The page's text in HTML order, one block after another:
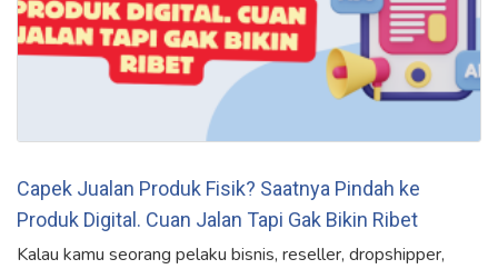
Capek Jualan Produk Fisik? Saatnya Pindah ke
Produk Digital. Cuan Jalan Tapi Gak Bikin Ribet
Kalau kamu seorang pelaku bisnis, reseller, dropshipper,